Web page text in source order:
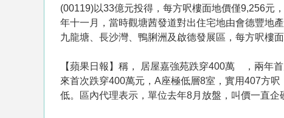
(00119)以33億元投得，每方呎樓面地價僅9,256元
年十一月，當時觀塘茜發道對出住宅地由會德豐地
九龍塘、長沙灣、鴨脷洲及啟德發展區，每方呎樓
【蘋果日報】稱， 居屋嘉強苑跌穿400萬 ，兩年
來首次跌穿400萬元，A座極低層8室，實用407方
低。區內代理表示，單位去年8月放盤，叫價一直企